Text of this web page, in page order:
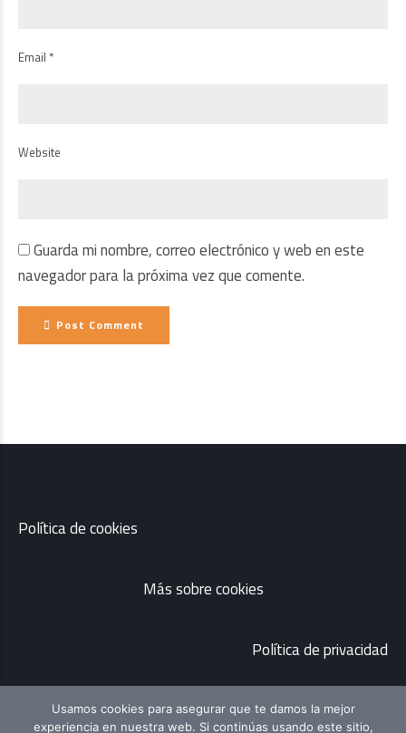
Email *
Website
Guarda mi nombre, correo electrónico y web en este
navegador para la próxima vez que comente.
Post Comment
Política de cookies
Más sobre cookies
Política de privacidad
Usamos cookies para asegurar que te damos la mejor
experiencia en nuestra web. Si continúas usando este sitio,